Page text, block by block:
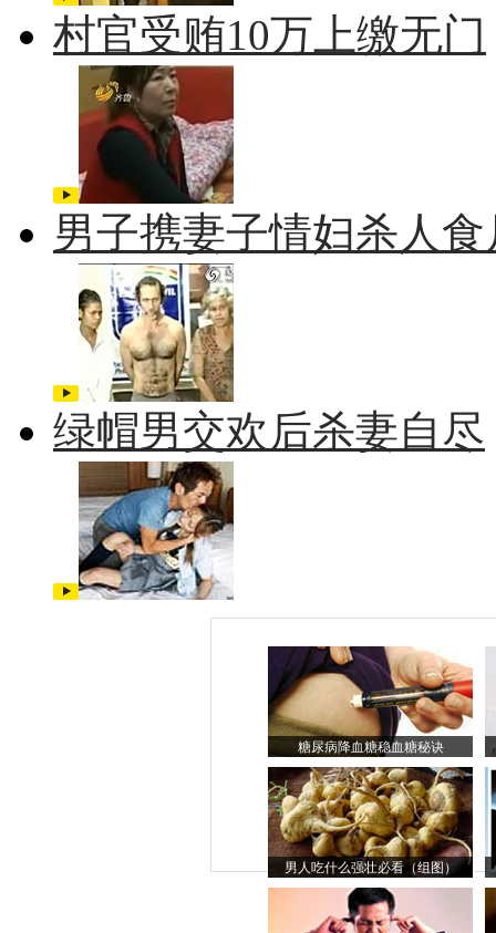
村官受贿10万上缴无门
男子携妻子情妇杀人食
绿帽男交欢后杀妻自尽
糖尿病降血糖稳血糖秘诀
男人吃什么强壮必看（组图）